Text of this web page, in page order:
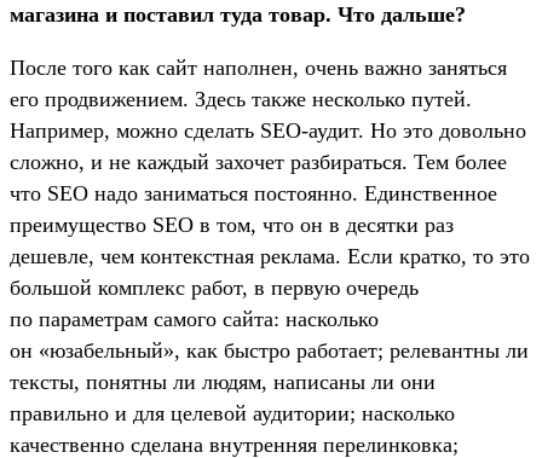
магазина и поставил туда товар. Что дальше?
После того как сайт наполнен, очень важно заняться
его продвижением. Здесь также несколько путей.
Например, можно сделать SEO-аудит. Но это довольно
сложно, и не каждый захочет разбираться. Тем более
что SEO надо заниматься постоянно. Единственное
преимущество SEO в том, что он в десятки раз
дешевле, чем контекстная реклама. Если кратко, то это
большой комплекс работ, в первую очередь
по параметрам самого сайта: насколько
он «юзабельный», как быстро работает; релевантны ли
тексты, понятны ли людям, написаны ли они
правильно и для целевой аудитории; насколько
качественно сделана внутренняя перелинковка;